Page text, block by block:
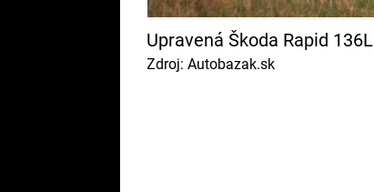
Upravená Škoda Rapid 136L
Zdroj: Autobazak.sk